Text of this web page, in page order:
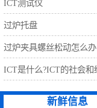
ICT测试仪
过炉托盘
过炉夹具螺丝松动怎么办
ICT是什么?ICT的社会和
新鲜信息